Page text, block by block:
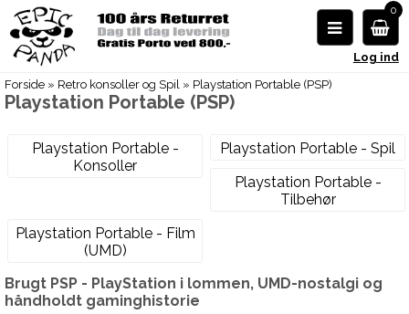
0
Log ind
Forside » Retro konsoller og Spil » Playstation Portable (PSP)
Playstation Portable (PSP)
Playstation Portable -
Konsoller
Playstation Portable - Spil
Playstation Portable -
Tilbehør
Playstation Portable - Film
(UMD)
Brugt PSP - PlayStation i lommen, UMD-nostalgi og
håndholdt gaminghistorie